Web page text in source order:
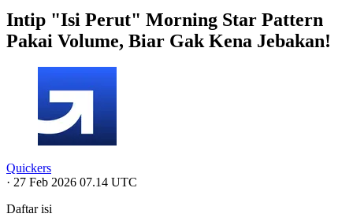
Intip "Isi Perut" Morning Star Pattern
Pakai Volume, Biar Gak Kena Jebakan!
Quickers
· 27 Feb 2026 07.14 UTC
Daftar isi